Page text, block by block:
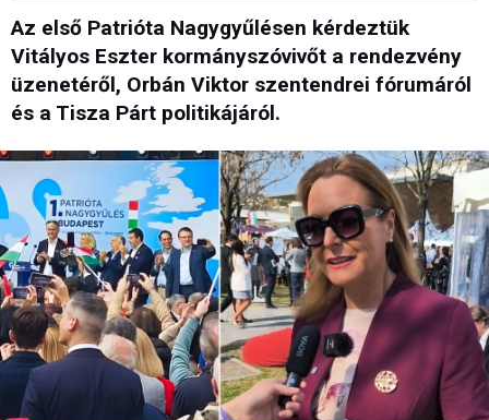
Az első Patrióta Nagygyűlésen kérdeztük
Vitályos Eszter kormányszóvivőt a rendezvény
üzenetéről, Orbán Viktor szentendrei fórumáról
és a Tisza Párt politikájáról.